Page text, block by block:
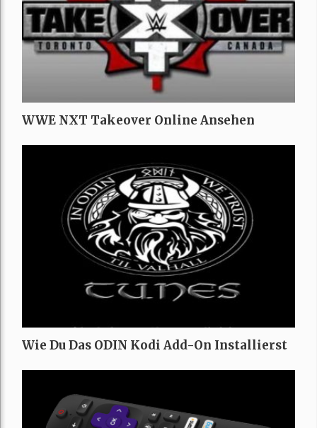
WWE NXT Takeover Online Ansehen
Wie Du Das ODIN Kodi Add-On Installierst